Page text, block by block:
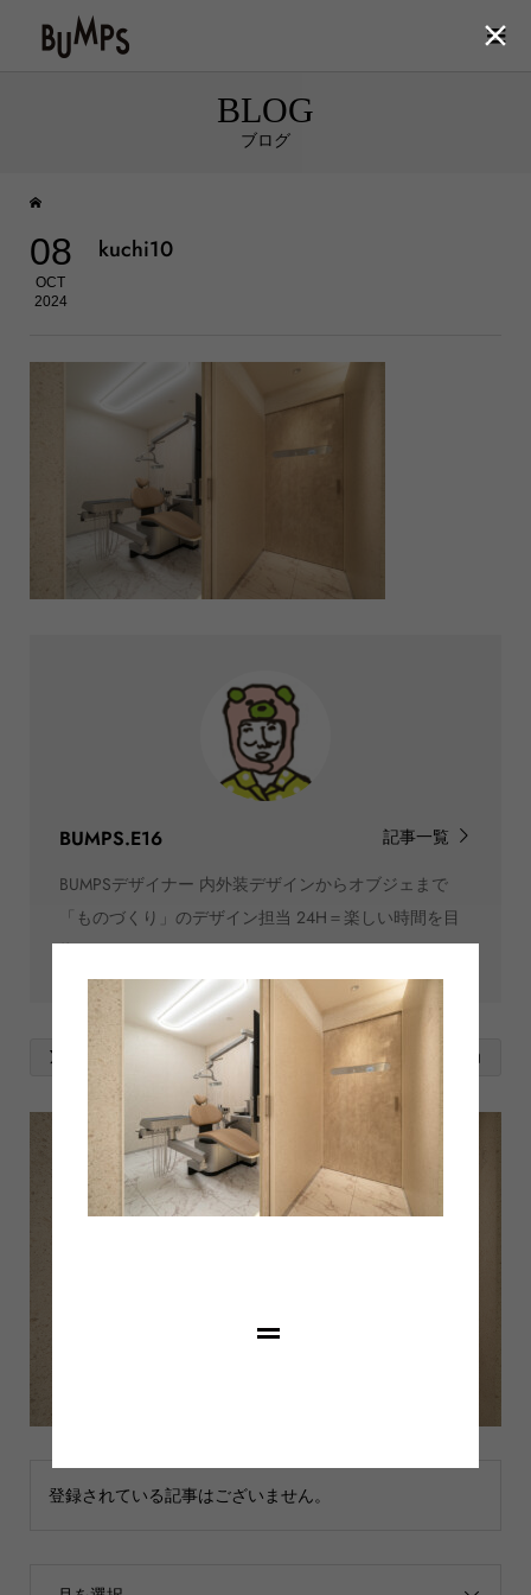
BLOG
ブログ
08
OCT
2024
kuchi10
記事一覧
BUMPS.E16
BUMPSデザイナー 内外装デザインからオブジェまで
「ものづくり」のデザイン担当 24H＝楽しい時間を目
指しています。
登録されている記事はございません。
